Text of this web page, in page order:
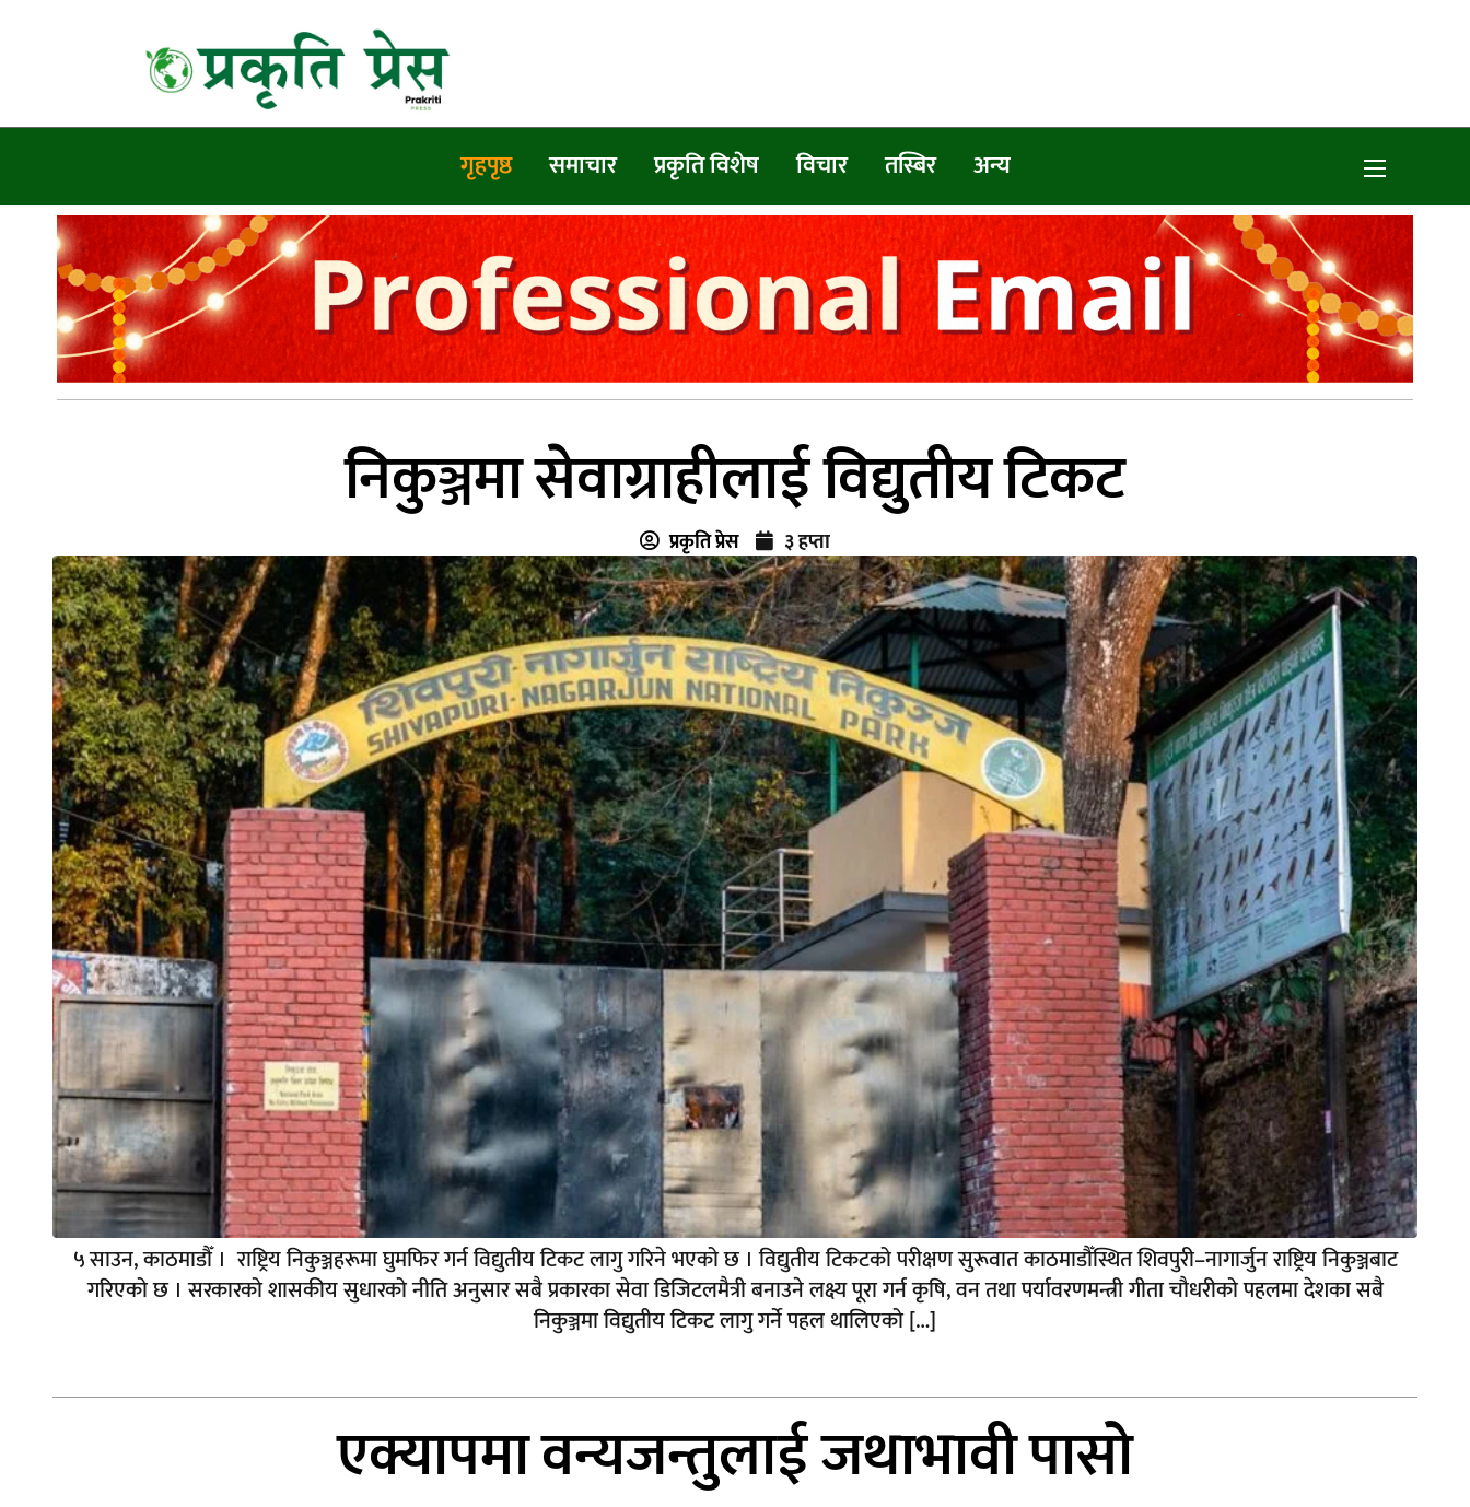
गृहपृष्ठ समाचार प्रकृति विशेष विचार तस्बिर अन्य
निकुञ्जमा सेवाग्राहीलाई विद्युतीय टिकट
प्रकृति प्रेस ३ हप्ता
५ साउन, काठमाडौँ । राष्ट्रिय निकुञ्जहरूमा घुमफिर गर्न विद्युतीय टिकट लागु गरिने भएको छ । विद्युतीय टिकटको परीक्षण सुरूवात काठमाडौँस्थित शिवपुरी–नागार्जुन राष्ट्रिय निकुञ्जबाट
गरिएको छ । सरकारको शासकीय सुधारको नीति अनुसार सबै प्रकारका सेवा डिजिटलमैत्री बनाउने लक्ष्य पूरा गर्न कृषि, वन तथा पर्यावरणमन्त्री गीता चौधरीको पहलमा देशका सबै
निकुञ्जमा विद्युतीय टिकट लागु गर्ने पहल थालिएको […]
एक्यापमा वन्यजन्तुलाई जथाभावी पासो